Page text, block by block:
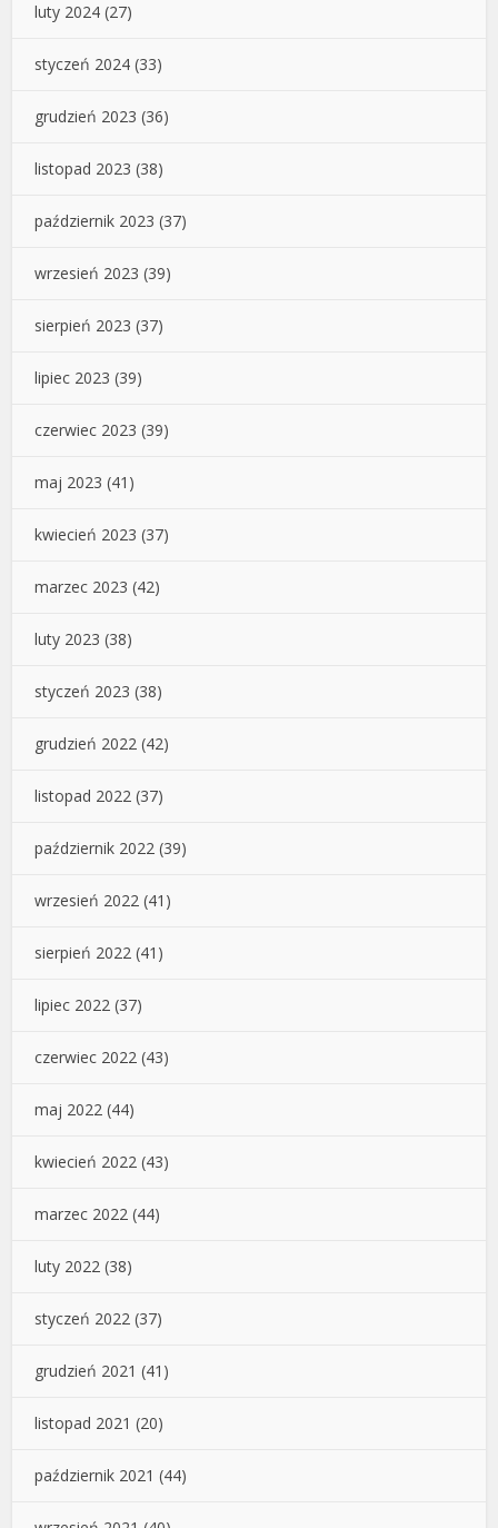
luty 2024 (27)
styczeń 2024 (33)
grudzień 2023 (36)
listopad 2023 (38)
październik 2023 (37)
wrzesień 2023 (39)
sierpień 2023 (37)
lipiec 2023 (39)
czerwiec 2023 (39)
maj 2023 (41)
kwiecień 2023 (37)
marzec 2023 (42)
luty 2023 (38)
styczeń 2023 (38)
grudzień 2022 (42)
listopad 2022 (37)
październik 2022 (39)
wrzesień 2022 (41)
sierpień 2022 (41)
lipiec 2022 (37)
czerwiec 2022 (43)
maj 2022 (44)
kwiecień 2022 (43)
marzec 2022 (44)
luty 2022 (38)
styczeń 2022 (37)
grudzień 2021 (41)
listopad 2021 (20)
październik 2021 (44)